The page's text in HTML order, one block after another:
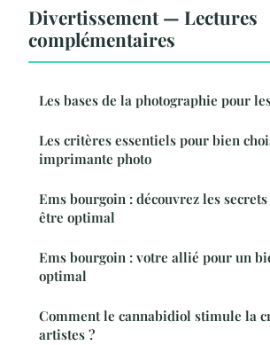
Divertissement — Lectures
complémentaires
Les bases de la photographie pour
Les critères essentiels pour bien
imprimante photo
Ems bourgoin : découvrez les
être optimal
Ems bourgoin : votre allié pour un
optimal
Comment le cannabidiol stimule la
artistes ?